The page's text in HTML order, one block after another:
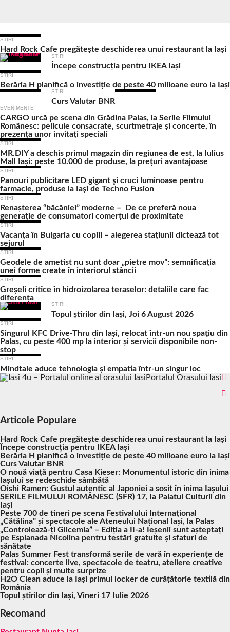
STIRI
Hard Rock Cafe pregătește deschiderea unui restaurant la Iași
STIRI
Începe construcția pentru IKEA Iași
STIRI
Berăria H planifică o investiție de peste 40 milioane euro la Iași
STIRI
Curs Valutar BNR
EVENIMENTE
CARGO urcă pe scena din Grădina Palas, la Serile Filmului
Românesc: pelicule consacrate, scurtmetraje și concerte, în
prezența unor invitați speciali
STIRI
MR.DIY a deschis primul magazin din regiunea de est, la Iulius
Mall Iași: peste 10.000 de produse, la prețuri avantajoase
STIRI
Panouri publicitare LED gigant şi cruci luminoase pentru
farmacie, produse la Iaşi de Techno Fusion
STIRI
Renașterea “băcăniei” moderne – De ce preferă noua
generație de consumatori comerțul de proximitate
STIRI
Vacanța în Bulgaria cu copiii – alegerea stațiunii dictează tot
sejurul
STIRI
Geodele de ametist nu sunt doar „pietre mov”: semnificația
unei forme create în interiorul stâncii
STIRI
Greșeli critice în hidroizolarea teraselor: detaliile care fac
diferența
STIRI
Topul știrilor din Iași, Joi 6 August 2026
STIRI
Singurul KFC Drive-Thru din Iași, relocat într-un nou spaţiu din
Palas, cu peste 400 mp la interior și servicii disponibile non-
stop
STIRI
Mindtale aduce tehnologia și empatia într-un singur loc
Portalul Orasului Iasi
Articole Populare
Hard Rock Cafe pregătește deschiderea unui restaurant la Iași
Începe construcția pentru IKEA Iași
Berăria H planifică o investiție de peste 40 milioane euro la Iași
Curs Valutar BNR
O nouă viață pentru Casa Kieser: Monumentul istoric din inima
Iașului se redeschide sâmbătă
Oishi Ramen: Gustul autentic al Japoniei a sosit în inima Iașului
SERILE FILMULUI ROMÂNESC (SFR) 17, la Palatul Culturii din
Iași
Peste 700 de tineri pe scena Festivalului Internațional
„Cătălina” și spectacole ale Ateneului Național Iași, la Palas
„Controlează-ți Glicemia” – Ediția a II-a! Ieșenii sunt așteptați
pe Esplanada Nicolina pentru testări gratuite și sfaturi de
sănătate
Palas Summer Fest transformă serile de vară în experiențe de
festival: concerte live, spectacole de teatru, ateliere creative
pentru copii și multe surprize
H2O Clean aduce la Iași primul locker de curățătorie textilă din
România
Topul știrilor din Iași, Vineri 17 Iulie 2026
Recomand